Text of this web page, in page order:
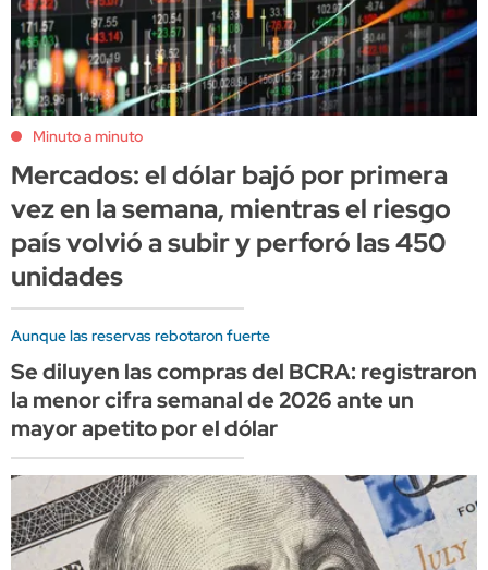
Minuto a minuto
Mercados: el dólar bajó por primera
vez en la semana, mientras el riesgo
país volvió a subir y perforó las 450
unidades
Aunque las reservas rebotaron fuerte
Se diluyen las compras del BCRA: registraron
la menor cifra semanal de 2026 ante un
mayor apetito por el dólar